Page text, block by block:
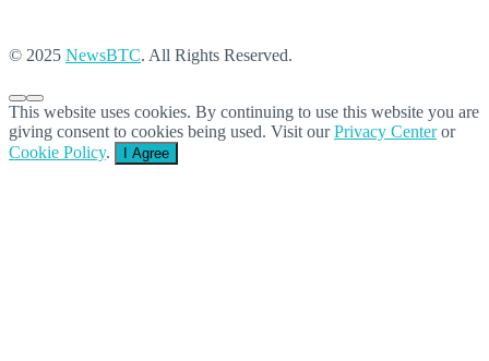
© 2025 NewsBTC. All Rights Reserved.
This website uses cookies. By continuing to use this website you are
giving consent to cookies being used. Visit ourPrivacy Centeror
Cookie Policy. I Agree